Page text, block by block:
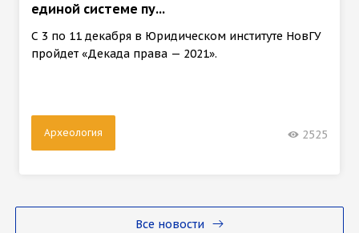
Все новости
единой системе пу...
С 3 по 11 декабря в Юридическом институте НовГУ
пройдет «Декада права — 2021».
Археология 2525